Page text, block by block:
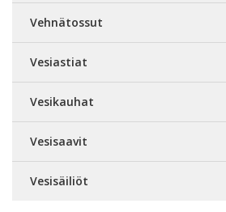
Vehnätossut
Vesiastiat
Vesikauhat
Vesisaavit
Vesisäiliöt